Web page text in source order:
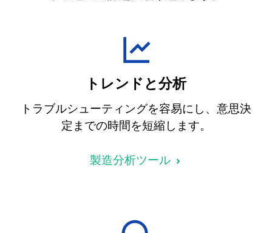
トレンドと分析
トラブルシューティングを容易にし、意思決
定までの時間を短縮します。
製造分析ツール